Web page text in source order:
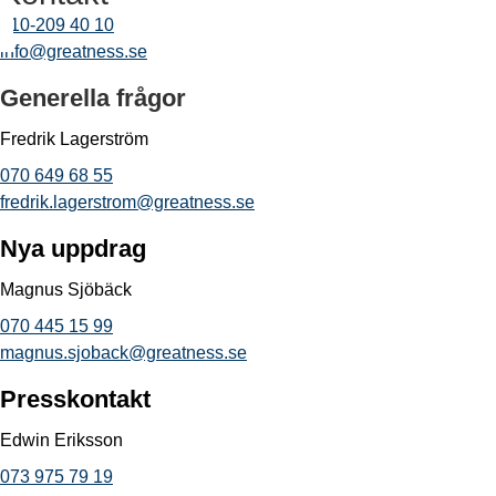
010-209 40 10
info@greatness.se
Generella frågor
Fredrik Lagerström
070 649 68 55
fredrik.lagerstrom@greatness.se
Nya uppdrag
Magnus Sjöbäck
070 445 15 99
magnus.sjoback@greatness.se
Presskontakt
Edwin Eriksson
073 975 79 19